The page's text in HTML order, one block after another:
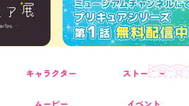
キャラクター ストーリー
ムービー イベント